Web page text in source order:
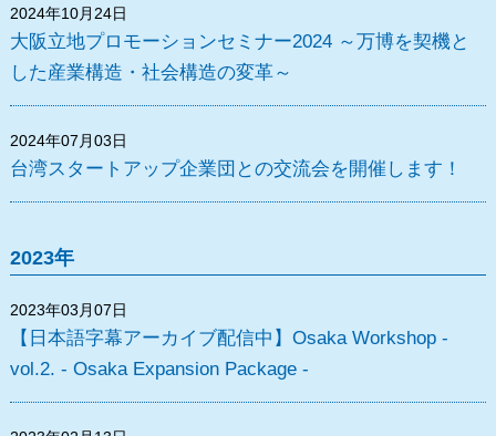
2024年10月24日
大阪立地プロモーションセミナー2024 ～万博を契機と
した産業構造・社会構造の変革～
2024年07月03日
台湾スタートアップ企業団との交流会を開催します！
2023年
2023年03月07日
【日本語字幕アーカイブ配信中】Osaka Workshop -
vol.2. - Osaka Expansion Package -